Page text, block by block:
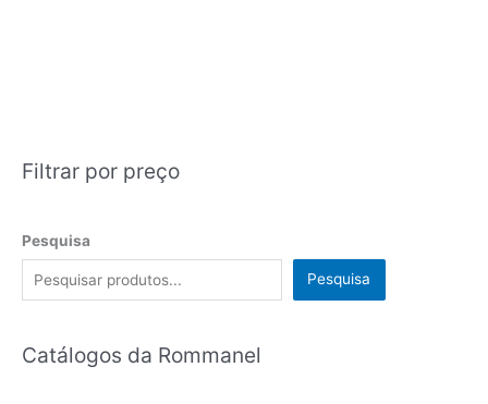
Filtrar por preço
Pesquisa
Pesquisa
Catálogos da Rommanel